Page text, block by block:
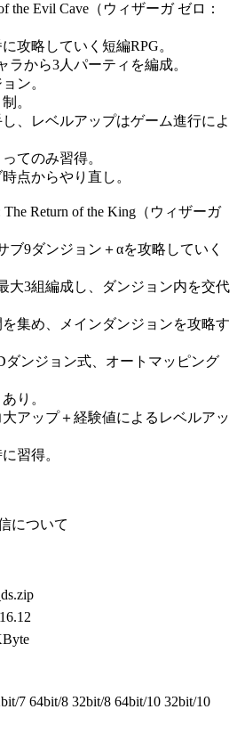
the Evil Cave（ウィザーガ ゼロ：
攻略していく短編RPG。
ラから3人パーティを編成。
ン。
。
、レベルアップはゲーム進行によ
てのみ習得。
点からやり直し。
Return of the King（ウィザーガ
ブ9ダンジョン＋αを攻略していく
大3組編成し、ダンジョン内を交代
を集め、メインダンジョンを攻略す
ダンジョン式、オートマッピング
り。
アップ＋経験値によるレベルアッ
習得。
について
7 64bit/8 32bit/8 64bit/10 32bit/10